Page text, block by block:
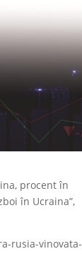
procent în
în Ucraina”,
rusia-vinovata-